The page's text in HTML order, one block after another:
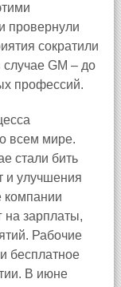
провернули
сократили
GM – до
профессий.
всем мире.
стали бить
и улучшения
компании
на зарплаты,
Рабочие
бесплатное
В июне